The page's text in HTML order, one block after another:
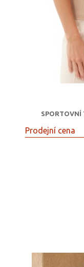
SPORTOVNÍ
Prodejní cena